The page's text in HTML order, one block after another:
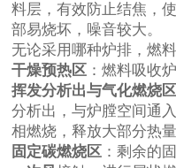
料层，有效防止结焦，
部易烧坏，噪音较大。
无论采用哪种炉排，燃
干燥预热区 ：燃料吸收
挥发分析出与气化燃烧区
分析出，与炉膛空间通
相燃烧，释放大部分热量
固定碳燃烧区 ：剩余的